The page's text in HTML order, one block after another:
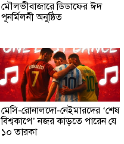
মৌলভীবাজারে ডিডাফের ঈদ
পূনর্মিলনী অনুষ্ঠিত
মেসি-রোনালদো-নেইমারদের ‘শেষ
বিশ্বকাপে’ নজর কাড়তে পারেন যে
১০ তারকা